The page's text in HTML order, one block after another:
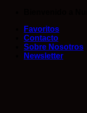
contenidoFavoritos
Contacto
Sobre Nosotros
Newsletter